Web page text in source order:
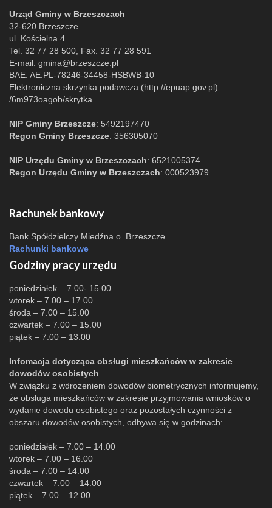
Urząd Gminy w Brzeszczach
32-620 Brzeszcze
ul. Kościelna 4
Tel. 32 77 28 500, Fax. 32 77 28 591
E-mail: gmina@brzeszcze.pl
BAE: AE:PL-78246-34458-HSBWB-10
Elektroniczna skrzynka podawcza (http://epuap.gov.pl):
/6m973oagob/skrytka
NIP Gminy Brzeszcze: 5492197470
Regon Gminy Brzeszcze: 356305070
NIP Urzędu Gminy w Brzeszczach: 6521005374
Regon Urzędu Gminy w Brzeszczach: 000523979
Rachunek bankowy
Bank Spółdzielczy Miedźna o. Brzeszcze
Rachunki bankowe
Godziny pracy urzędu
poniedziałek – 7.00- 15.00
wtorek – 7.00 – 17.00
środa – 7.00 – 15.00
czwartek – 7.00 – 15.00
piątek – 7.00 – 13.00
Infomacja dotycząca obsługi mieszkańców w zakresie
dowodów osobistych
W związku z wdrożeniem dowodów biometrycznych informujemy,
że obsługa mieszkańców w zakresie przyjmowania wniosków o
wydanie dowodu osobistego oraz pozostałych czynności z
obszaru dowodów osobistych, odbywa się w godzinach:
poniedziałek – 7.00 – 14.00
wtorek – 7.00 – 16.00
środa – 7.00 – 14.00
czwartek – 7.00 – 14.00
piątek – 7.00 – 12.00